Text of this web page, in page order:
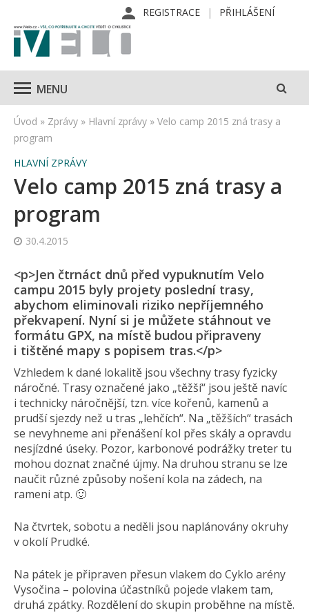
REGISTRACE PŘIHLÁŠENÍ
MENU
Úvod » Zprávy » Hlavní zprávy » Velo camp 2015 zná trasy a
program
HLAVNÍ ZPRÁVY
Velo camp 2015 zná trasy a
program
30.4.2015
<p>Jen čtrnáct dnů před vypuknutím Velo
campu 2015 byly projety poslední trasy,
abychom eliminovali riziko nepříjemného
překvapení. Nyní si je můžete stáhnout ve
formátu GPX, na místě budou připraveny
i tištěné mapy s popisem tras.</p>
Vzhledem k dané lokalitě jsou všechny trasy fyzicky
náročné. Trasy označené jako „těžší“ jsou ještě navíc
i technicky náročnější, tzn. více kořenů, kamenů a
prudší sjezdy než u tras „lehčích“. Na „těžších“ trasách
se nevyhneme ani přenášení kol přes skály a opravdu
nesjízdné úseky. Pozor, karbonové podrážky treter tu
mohou doznat značné újmy. Na druhou stranu se lze
naučit různé způsoby nošení kola na zádech, na
rameni atp. 🙂
Na čtvrtek, sobotu a neděli jsou naplánovány okruhy
v okolí Prudké.
Na pátek je připraven přesun vlakem do Cyklo arény
Vysočina – polovina účastníků pojede vlakem tam,
druhá zpátky. Rozdělení do skupin proběhne na místě.